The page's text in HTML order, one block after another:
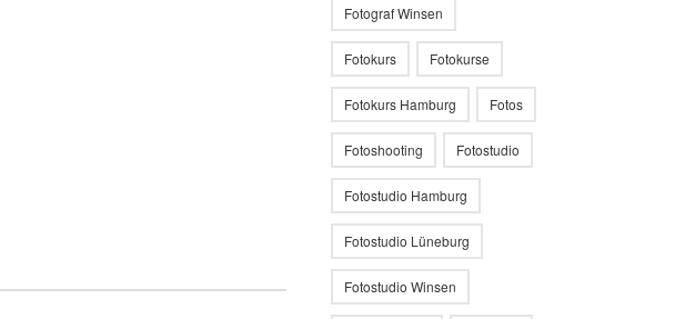
Fotograf Winsen
Fotokurs Fotokurse
Fotokurs Hamburg Fotos
Fotoshooting Fotostudio
Fotostudio Hamburg
Fotostudio Lüneburg
Fotostudio Winsen